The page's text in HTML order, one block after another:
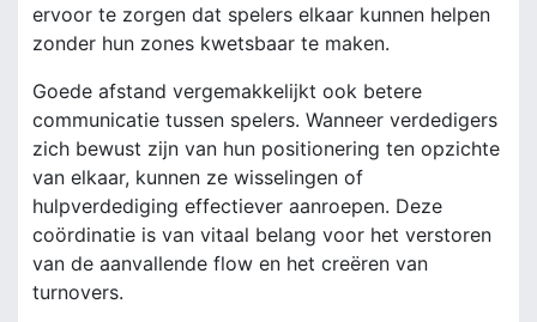
ervoor te zorgen dat spelers elkaar kunnen helpen
zonder hun zones kwetsbaar te maken.
Goede afstand vergemakkelijkt ook betere
communicatie tussen spelers. Wanneer verdedigers
zich bewust zijn van hun positionering ten opzichte
van elkaar, kunnen ze wisselingen of
hulpverdediging effectiever aanroepen. Deze
coördinatie is van vitaal belang voor het verstoren
van de aanvallende flow en het creëren van
turnovers.